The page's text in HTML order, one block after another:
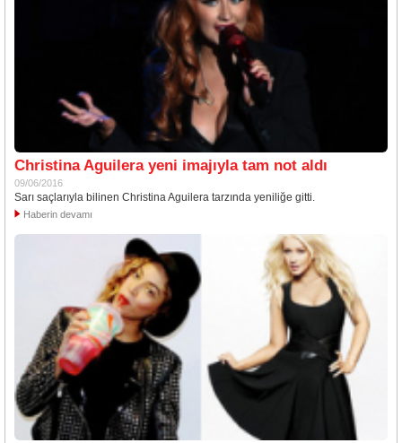
Christina Aguilera yeni imajıyla tam not aldı
09/06/2016
Sarı saçlarıyla bilinen Christina Aguilera tarzında yeniliğe gitti.
Haberin devamı